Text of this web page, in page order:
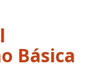
Básica